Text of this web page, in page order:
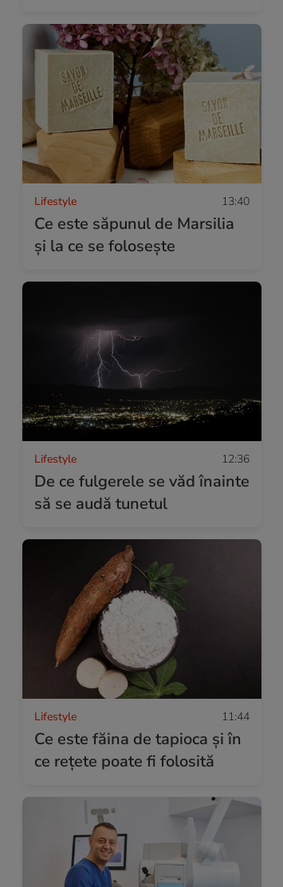
Lifestyle 13:40
Ce este săpunul de Marsilia
și la ce se folosește
Lifestyle 12:36
De ce fulgerele se văd înainte
să se audă tunetul
Lifestyle 11:44
Ce este făina de tapioca și în
ce rețete poate fi folosită